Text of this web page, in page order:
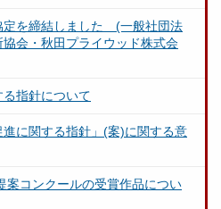
定を締結しました (一般社団法
協会・秋田プライウッド株式会
指針について
進に関する指針」(案)に関する意
案コンクールの受賞作品につい